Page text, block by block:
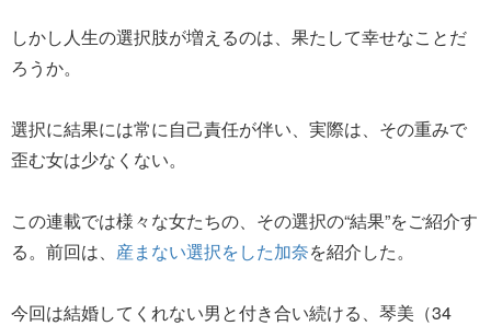
しかし人生の選択肢が増えるのは、果たして幸せなことだ
ろうか。
選択に結果には常に自己責任が伴い、実際は、その重みで
歪む女は少なくない。
この連載では様々な女たちの、その選択の“結果”をご紹介す
る。前回は、 産まない選択をした加奈を紹介した。
今回は結婚してくれない男と付き合い続ける、琴美（34